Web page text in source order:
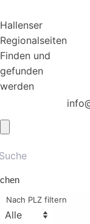
Hallenser
Regionalseiten
Finden und
gefunden
werden
Nach PLZ filtern